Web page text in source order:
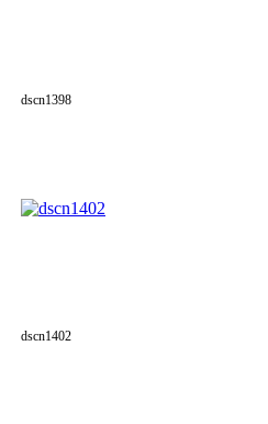
dscn1398
dscn1402